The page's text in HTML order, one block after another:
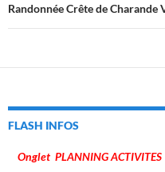
Randonnée Crête de
FLASH INFOS
Onglet PLANNING ACTIVITES